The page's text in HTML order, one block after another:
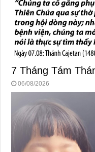
7 Tháng Tám
06/08/2026